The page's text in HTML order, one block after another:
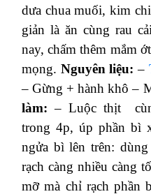
dưa chua muối, kim
giản là ăn cùng rau
nay, chấm thêm mắm
mọng. Nguyên liệu: –
– Gừng + hành khô –
làm: – Luộc thịt
trong 4p, úp phần bì
ngửa bì lên trên:
rạch càng nhiều càng
mỡ mà chỉ rạch phần